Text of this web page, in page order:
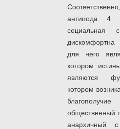
антипода
социальная
для него
котором
являются
котором
общественный
анархичный